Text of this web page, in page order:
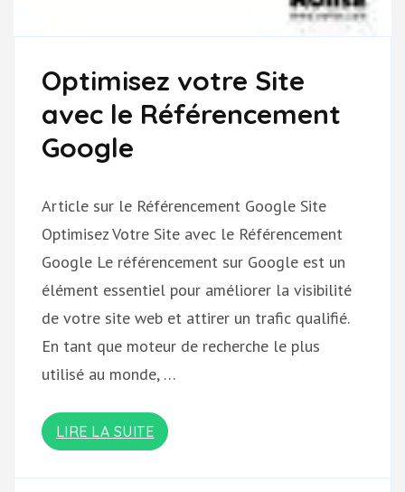
Optimisez votre Site
avec le Référencement
Google
Article sur le Référencement Google Site
Optimisez Votre Site avec le Référencement
Google Le référencement sur Google est un
élément essentiel pour améliorer la visibilité
de votre site web et attirer un trafic qualifié.
En tant que moteur de recherche le plus
utilisé au monde, …
LIRE LA SUITE